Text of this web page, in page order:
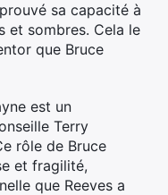
sa capacité à
et sombres. Cela le
que Bruce
est un
Terry
rôle de Bruce
et fragilité,
que Reeves a